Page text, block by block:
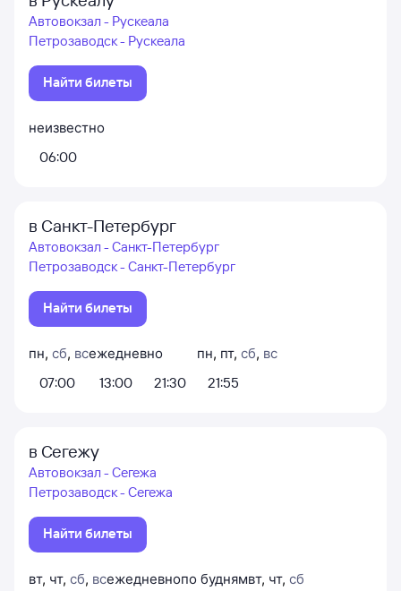
Автовокзал - Рускеала
Петрозаводск - Рускеала
Найти билеты
неизвестно
06:00
в Санкт-Петербург
Автовокзал - Санкт-Петербург
Петрозаводск - Санкт-Петербург
Найти билеты
пн, сб, вс
07:00
ежедневно
13:00
21:30
пн, пт, сб, вс
21:55
в Сегежу
Автовокзал - Сегежа
Петрозаводск - Сегежа
Найти билеты
вт, чт, сб, всежедневнопо буднямвт, чт, сб